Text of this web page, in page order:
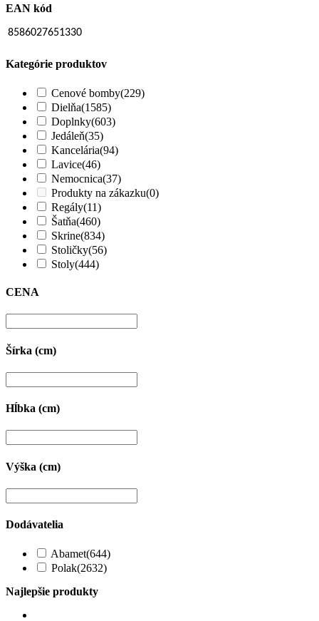
EAN kód
8586027651330
Kategórie produktov
Cenové bomby(229)
Dielňa(1585)
Doplnky(603)
Jedáleň(35)
Kancelária(94)
Lavice(46)
Nemocnica(37)
Produkty na zákazku(0)
Regály(11)
Šatňa(460)
Skrine(834)
Stoličky(56)
Stoly(444)
CENA
Šírka (cm)
Hĺbka (cm)
Výška (cm)
Dodávatelia
Abamet(644)
Polak(2632)
Najlepšie produkty